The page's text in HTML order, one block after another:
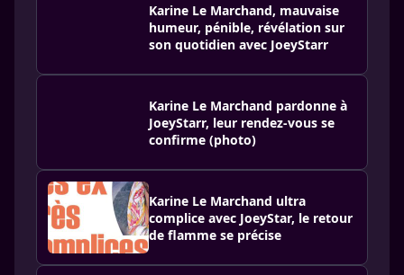
Karine Le Marchand, mauvaise
humeur, pénible, révélation sur
son quotidien avec JoeyStarr
Karine Le Marchand pardonne à
JoeyStarr, leur rendez-vous se
confirme (photo)
Karine Le Marchand ultra
complice avec JoeyStar, le retour
de flamme se précise